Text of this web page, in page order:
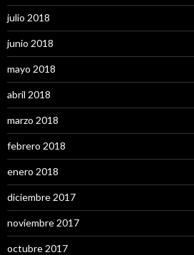
julio 2018
junio 2018
mayo 2018
abril 2018
marzo 2018
febrero 2018
enero 2018
diciembre 2017
noviembre 2017
octubre 2017